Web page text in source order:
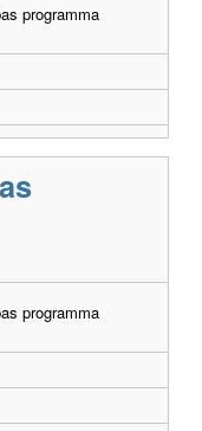
programma
programma